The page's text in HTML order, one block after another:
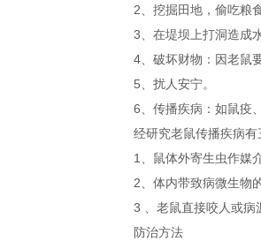
2、挖掘田地，偷吃粮
3、在堤坝上打洞造成
4、破坏财物：因老鼠
5、扰人安宁。
6、传播疾病：如鼠疫
经研究老鼠传播疾病
1、鼠体外寄生虫作媒
2、体内带致病微生物
3 、老鼠直接咬人或
防治方法